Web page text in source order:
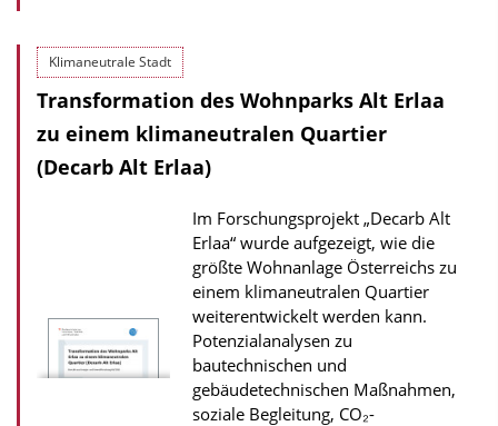
n
l
o
d
s
z
u
r
P
u
Klimaneutrale Stadt
Transformation des Wohnparks Alt Erlaa
zu einem klimaneutralen Quartier
(Decarb Alt Erlaa)
Im Forschungsprojekt „Decarb Alt
Erlaa“ wurde aufgezeigt, wie die
größte Wohnanlage Österreichs zu
einem klimaneutralen Quartier
weiterentwickelt werden kann.
Potenzialanalysen zu
bautechnischen und
gebäudetechnischen Maßnahmen,
soziale Begleitung, CO₂-